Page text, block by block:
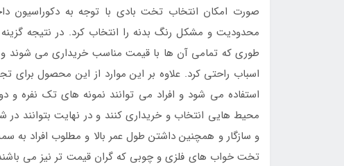
صورت امکان انتخاب تخت بادی با توجه به دکوراسیون
محدودیت و مشکل رنگ بدنه را انتخاب کرد. در نتیجه
طوری که تمامی آن ها با قیمت مناسب خریداری می شوند و
اسباب راحتی کرد. علاوه بر این موارد از این محصول برای
استفاده می شود و افراد می توانند نمونه های تک نفره و
محیط هایی انتخاب و خریداری کنند و در نهایت بتوانند در
و سازگار و همچنین داشتن طول عمر بالا و مطلوب افراد
تخت خواب های فلزی و چوبی که گران قیمت تر نیز می